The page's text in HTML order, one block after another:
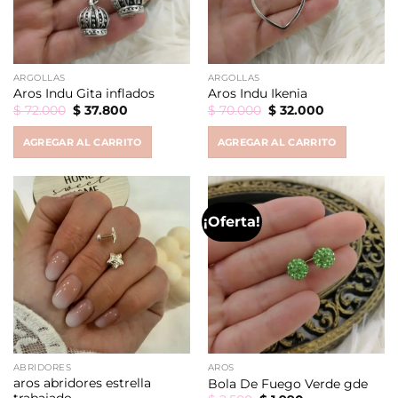
ARGOLLAS
Aros Indu Gita inflados
$72.000 Original
price
$ 72.000.
$37.800Current
$ 37.800.
AGREGAR AL CARRITO
ARGOLLAS
Aros Indu Ikenia
$70.000 Original
price
$ 70.000.
$32.000Current
$ 32.000.
AGREGAR AL CARRITO
ABRIDORES
aros abridores estrella
¡Oferta!
AROS
Bola De Fuego Verde gde